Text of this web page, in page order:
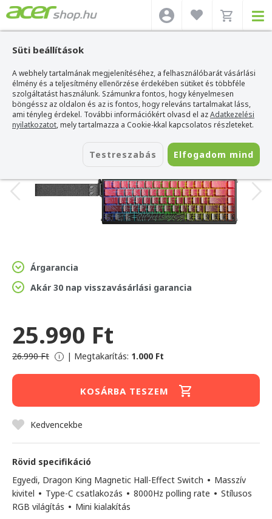
Süti beállítások
A webhely tartalmának megjelenítéséhez, a felhasználóbarát vásárlási
élmény és a teljesítmény ellenőrzése érdekében sütiket és többféle
szolgáltatást használunk. Számunkra fontos, hogy kényelmesen
böngéssz az oldalon és az is fontos, hogy releváns tartalmakat láss,
ami tényleg érdekel. További információkért olvasd el azAdatkezelési
nyilatkozatot, mely tartalmazza a Cookie-kkal kapcsolatos részleteket.
Testreszabás Elfogadom mind
Acer webshop>Kiegészítők>Billentyűzetek > Aula Billentyűzetek >AULA
HERO68 HE Magnetic Switch Mechanikus Gamer Billentyűzet
AULA HERO68 HE Magnetic Switch
Mechanikus Gamer Billentyűzet
Azonosító: AU-HERO68HE-3
Árgarancia
Akár 30 nap visszavásárlási garancia
25.990 Ft
26.990 Ft i | Megtakarítás: 1.000 Ft
KOSÁRBA TESZEM
Kedvencekbe
Rövid specifikáció
Egyedi, Dragon King Magnetic Hall-Effect Switch • Masszív
kivitel • Type-C csatlakozás • 8000Hz polling rate • Stílusos
RGB világítás • Mini kialakítás